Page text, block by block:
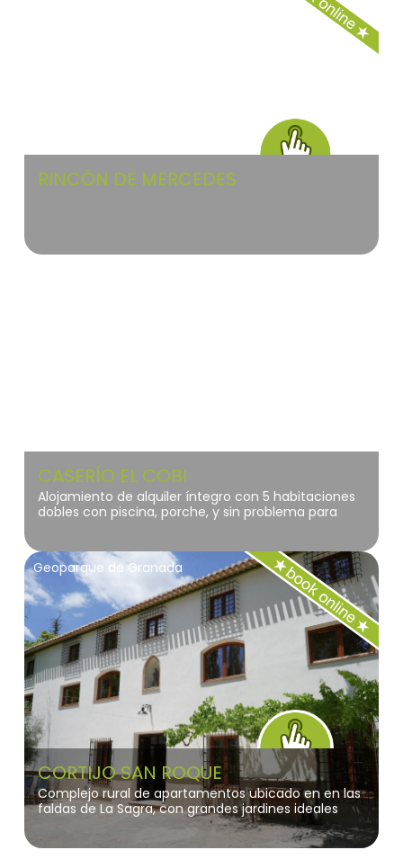
RINCÓN DE MERCEDES
CASERÍO EL COBI
Alojamiento de alquiler íntegro con 5 habitaciones
dobles con piscina, porche, y sin problema para
Geoparque de Granada
CORTIJO SAN ROQUE
Complejo rural de apartamentos ubicado en en las
faldas de La Sagra, con grandes jardines ideales
que crean un ambiente acogedor y cálido,
perfecto para relajarse.